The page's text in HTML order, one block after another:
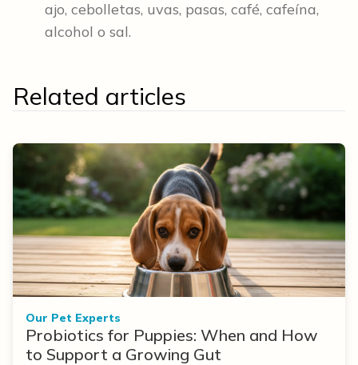
ajo, cebolletas, uvas, pasas, café, cafeína,
alcohol o sal.
Related articles
Our Pet Experts
Probiotics for Puppies: When and How
to Support a Growing Gut